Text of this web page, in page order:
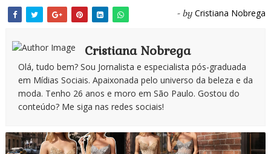
- by Cristiana Nobrega
Cristiana Nobrega
Olá, tudo bem? Sou Jornalista e especialista pós-graduada
em Mídias Sociais. Apaixonada pelo universo da beleza e da
moda. Tenho 26 anos e moro em São Paulo. Gostou do
conteúdo? Me siga nas redes sociais!